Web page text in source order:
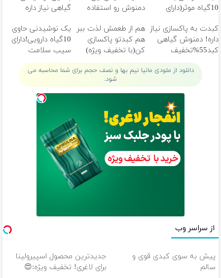
10گیاه موثر(دارای
دمنوش رو استفاده
گیاهی نیاز داره
کبدت به پاکسازی نیاز
داره! دمنوش گیاهی
کبد55%تخفیف
هم از طعمش لذت ببر
هم کبدتو پاکسازی
کن(با تخفیف ویژه)
یک نوشیدنی حاوی
10گیاه دارویی!دارای
سیب سلامت
دانلود از ملودی مانیا نیم بها و نصف حجم برای شما محاسبه می
شود.
از سراسر وب
پیش به سوی کبدی قوی و
سالم
جدیدترین محصول اسپیرولینا
برای لاغری! تخفیف ویژه:😍